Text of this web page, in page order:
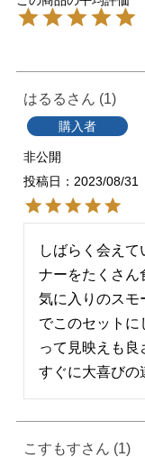
はるる 1
購入者
非公開
投稿日
2023/08/31
しばらく会え
ナーをたくさん
気に入りのスモ
でこのセットに
って見映えも良
すぐに大喜びの
こすもす 1